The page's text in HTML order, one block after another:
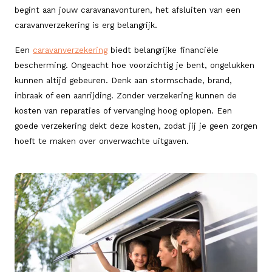
begint aan jouw caravanavonturen, het afsluiten van een
caravanverzekering is erg belangrijk.
Een caravanverzekering biedt belangrijke financiële
bescherming. Ongeacht hoe voorzichtig je bent, ongelukken
kunnen altijd gebeuren. Denk aan stormschade, brand,
inbraak of een aanrijding. Zonder verzekering kunnen de
kosten van reparaties of vervanging hoog oplopen. Een
goede verzekering dekt deze kosten, zodat jij je geen zorgen
hoeft te maken over onverwachte uitgaven.